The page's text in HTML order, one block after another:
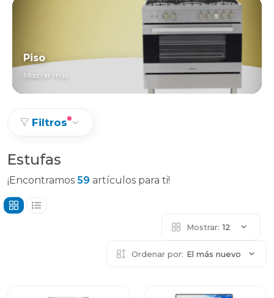
Piso
Mostrar más
Filtros
Estufas
¡Encontramos 59 artículos para ti!
Mostrar: 12
Ordenar por: El más nuevo